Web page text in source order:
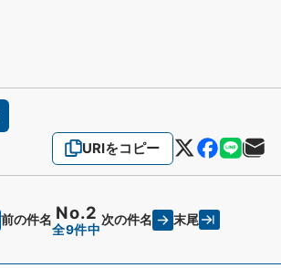
URIをコピー
前の件名 No.2
全9件中
次の件名 末尾